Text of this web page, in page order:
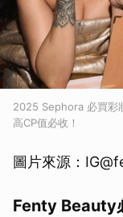
2025 Sephora 必買彩
高CP值必收！
圖片來源：
Fenty Beauty